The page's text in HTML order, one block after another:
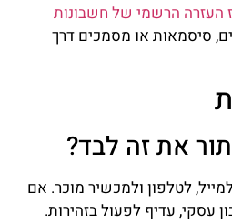
העזרה הרשמי של חשבונות
סיסמאות או מסמכים דרך
את זה לבד?
לטלפון ולמכשיר מוכר. אם
עסקי, עדיף לפעול בזהירות.